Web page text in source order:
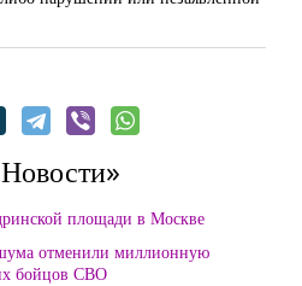
площади в Москве
отменили миллионную
бойцов СВО